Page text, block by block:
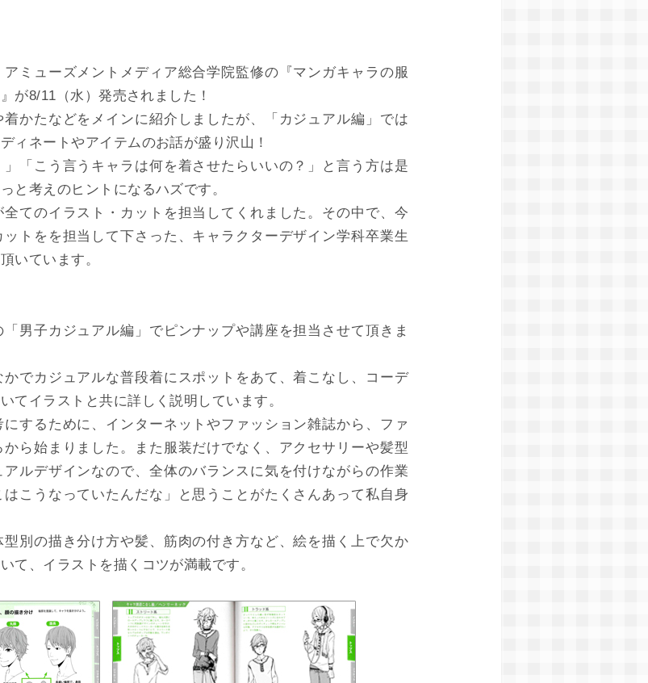
アミューズメントメディア総合学院監修の『マンガキャラの服
が8/11（水）発売されました！
着かたなどをメインに紹介しましたが、「カジュアル編」では
ィネートやアイテムのお話が盛り沢山！
」「こう言うキャラは何を着させたらいいの？」と言う方は是
と考えのヒントになるハズです。
てのイラスト・カットを担当してくれました。その中で、今
トをを担当して下さった、キャラクターデザイン学科卒業生
いています。
男子カジュアル編」でピンナップや講座を担当させて頂きま
でカジュアルな普段着にスポットをあて、着こなし、コーデ
てイラストと共に詳しく説明しています。
するために、インターネットやファッション雑誌から、ファ
ら始まりました。また服装だけでなく、アクセサリーや髪型
ルデザインなので、全体のバランスに気を付けながらの作業
こうなっていたんだな」と思うことがたくさんあって私自身
別の描き分け方や髪、筋肉の付き方など、絵を描く上で欠か
て、イラストを描くコツが満載です。